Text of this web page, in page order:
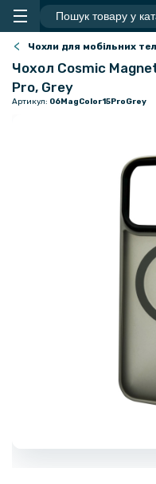
Чохли для мобільних
Чохол Cosmic
Pro, Grey
Артикул: 06MagColor15ProGrey